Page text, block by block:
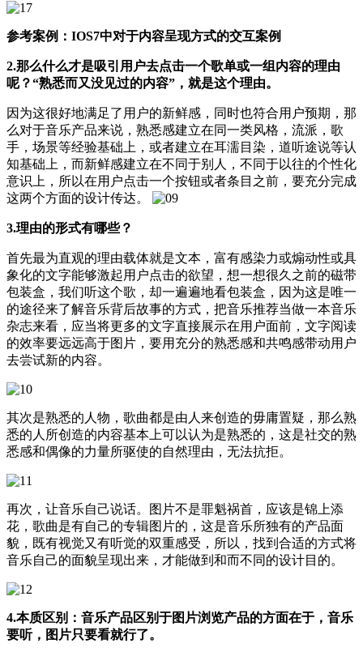
参考案例：IOS7中对于内容呈现方式的交互案例
2.那么什么才是吸引用户去点击一个歌单或一组内容的理由
呢？“熟悉而又没见过的内容”，就是这个理由。
因为这很好地满足了用户的新鲜感，同时也符合用户预期，那
么对于音乐产品来说，熟悉感建立在同一类风格，流派，歌
手，场景等经验基础上，或者建立在耳濡目染，道听途说等认
知基础上，而新鲜感建立在不同于别人，不同于以往的个性化
意识上，所以在用户点击一个按钮或者条目之前，要充分完成
这两个方面的设计传达。
3.理由的形式有哪些？
首先最为直观的理由载体就是文本，富有感染力或煽动性或具
象化的文字能够激起用户点击的欲望，想一想很久之前的磁带
包装盒，我们听这个歌，却一遍遍地看包装盒，因为这是唯一
的途径来了解音乐背后故事的方式，把音乐推荐当做一本音乐
杂志来看，应当将更多的文字直接展示在用户面前，文字阅读
的效率要远远高于图片，要用充分的熟悉感和共鸣感带动用户
去尝试新的内容。
其次是熟悉的人物，歌曲都是由人来创造的毋庸置疑，那么熟
悉的人所创造的内容基本上可以认为是熟悉的，这是社交的熟
悉感和偶像的力量所驱使的自然理由，无法抗拒。
再次，让音乐自己说话。图片不是罪魁祸首，应该是锦上添
花，歌曲是有自己的专辑图片的，这是音乐所独有的产品面
貌，既有视觉又有听觉的双重感受，所以，找到合适的方式将
音乐自己的面貌呈现出来，才能做到和而不同的设计目的。
4.本质区别：音乐产品区别于图片浏览产品的方面在于，音乐
要听，图片只要看就行了。